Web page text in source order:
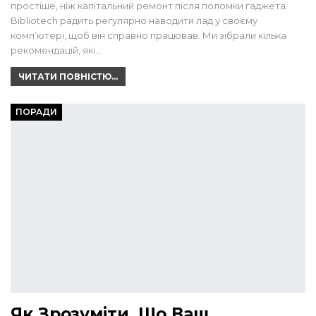
простіше, ніж капітальний ремонт після поломки гаджета.
Bibliotech радить регулярно наводити лад у своєму
комп’ютері, щоб він справно працював. Ми зібрали кілька
рекомендацій, які…
ЧИТАТИ ПОВНІСТЮ...
ПОРАДИ